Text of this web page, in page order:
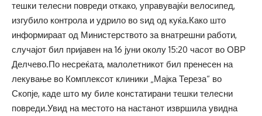
тешки телесни повреди откако, управувајќи велосипед,
изгубило контрола и удрило во ѕид од куќа.Како што
информираат од Министерството за внатрешни работи,
случајот бил пријавен на 16 јуни околу 15:20 часот во ОВР
Делчево.По несреќата, малолетникот бил пренесен на
лекување во Комплексот клиники „Мајка Тереза“ во
Скопје, каде што му биле констатирани тешки телесни
повреди.Увид на местото на настанот извршила увидна